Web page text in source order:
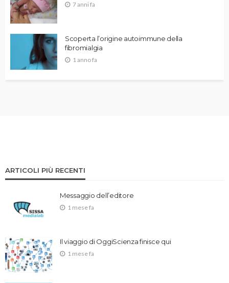
7 anni fa
Scoperta l’origine autoimmune della
fibromialgia
1 anno fa
ARTICOLI PIÙ RECENTI
Messaggio dell’editore
1 mese fa
Il viaggio di OggiScienza finisce qui
1 mese fa